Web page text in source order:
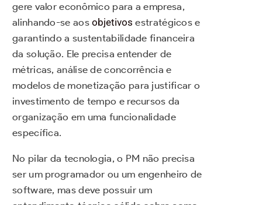
gere valor econômico para a empresa,
alinhando-se aosobjetivos estratégicos e
garantindo a sustentabilidade financeira
da solução. Ele precisa entender de
métricas, análise de concorrência e
modelos de monetização para justificar o
investimento de tempo e recursos da
organização em uma funcionalidade
específica.
No pilar da tecnologia, o PM não precisa
ser um programador ou um engenheiro de
software, mas deve possuir um